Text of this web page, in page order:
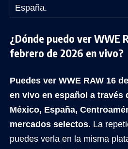
España.
¿Dónde puedo ver WWE
febrero de 2026 en vivo?
Puedes ver WWE RAW 16
en vivo en español a través
México, España,
mercados selectos. La
puedes verla en la misma